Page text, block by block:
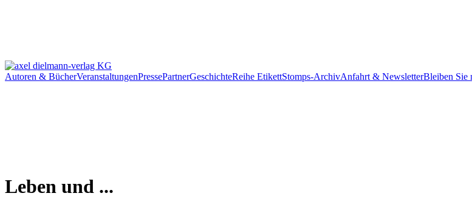
Autoren & BücherVeranstaltungenPressePartnerGeschichteReihe EtikettStomps-ArchivAnfahrt & NewsletterBleiben Sie
Leben und ...